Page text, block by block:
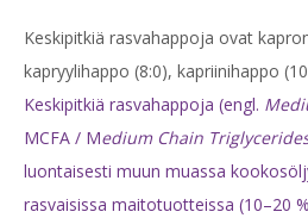
Keskipitkiä rasvahappoja ovat
kapryylihappo (8:0), kapriinihappo
Keskipitkiä rasvahappoja (engl.
MCFA / Medium Chain
luontaisesti muun muassa
rasvaisissa maitotuotteissa (10–20